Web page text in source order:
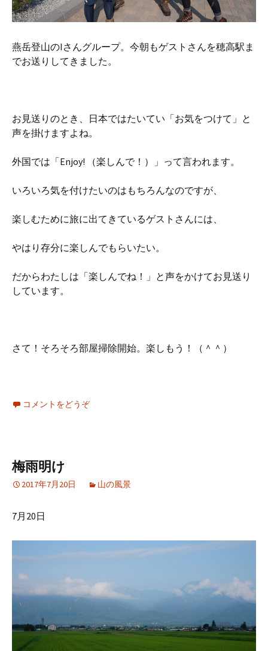
燕岳登山のIさんグループ。今朝もゲストさんを穂高駅ま
でお送りしてきました。
お見送りのとき、日本ではたいてい「お気をつけて」と
声を掛けますよね。
外国では「Enjoy! （楽しんで！）」って言われます。
いろいろ気を付けたいのはもちろんなのですが、
楽しむために旅に出てきているゲストさんには、
やはり存分に楽しんでもらいたい。
だからわたしは「楽しんでね！」と声をかけてお見送り
しています。
さて！そろそろ部屋掃除開始。楽しもう！（＾＾）
コメントをどうぞ
梅雨明け
2017年7月20日 山の風景
7月20日